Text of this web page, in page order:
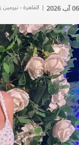
06 آب 2026 | القاهرة -